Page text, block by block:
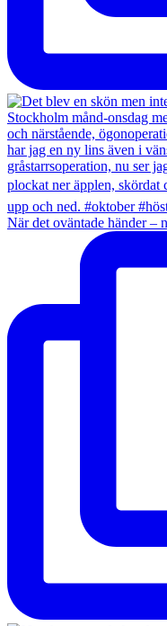
När det oväntade händer –